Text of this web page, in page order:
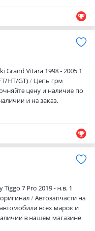
Grand Vitara 1998 - 2005 1
HT/GT)
Цепь грм
цену и наличие по
и на заказ.
расчет.
Имеется полный
лиц (ТОО) ЭСФ, накладная
По городу
Tiggo 7 Pro 2019 - н.в. 1
оригинал
Автозапчасти на
всех марок и
в нашем магазине
есть Оригинал и Аналоги.